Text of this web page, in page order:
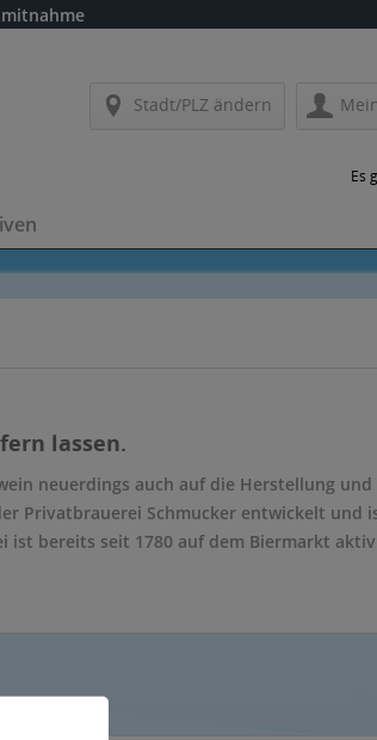
Stadt/PLZ ändern
Es
lassen.
neuerdings auch auf die Herstellung
Privatbrauerei Schmucker entwickelt und
ist bereits seit 1780 auf dem Biermarkt